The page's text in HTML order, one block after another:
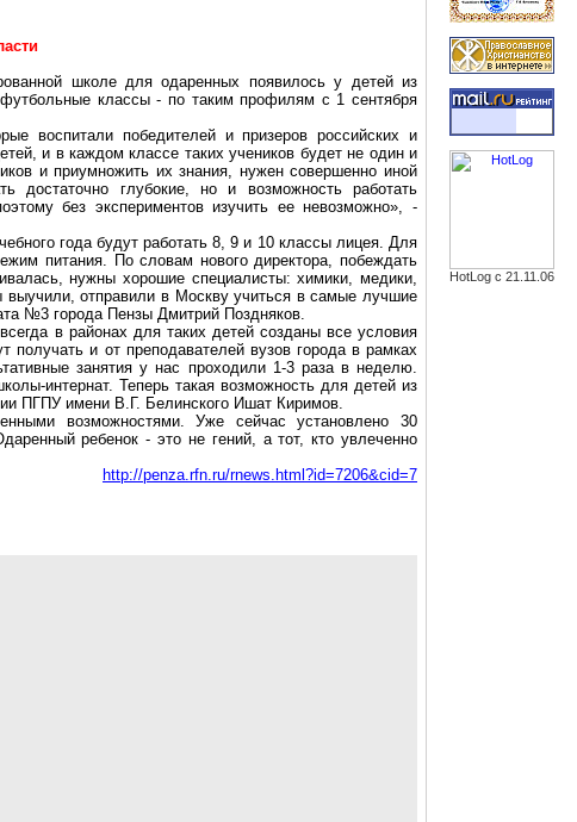
школе для одаренных появилось у детей из
футбольные классы - по таким профилям с 1 сентября
воспитали победителей и призеров российских и
и в каждом классе таких учеников будет не один и
и приумножить их знания, нужен совершенно иной
достаточно глубокие, но и возможность работать
без экспериментов изучить ее невозможно», -
года будут работать 8, 9 и 10 классы лицея. Для
питания. По словам нового директора, побеждать
нужны хорошие специалисты: химики, медики,
отправили в Москву учиться в самые лучшие
№3 города Пензы Дмитрий Поздняков.
в районах для таких детей созданы все условия
и от преподавателей вузов города в рамках
занятия у нас проходили 1-3 раза в неделю.
интернат. Теперь такая возможность для детей из
ПГПУ имени В.Г. Белинского Ишат Киримов.
возможностями. Уже сейчас установлено 30
ребенок - это не гений, а тот, кто увлеченно
http://penza.rfn.ru/rnews.html?id=7206&cid=7
HotLog с 21.11.06